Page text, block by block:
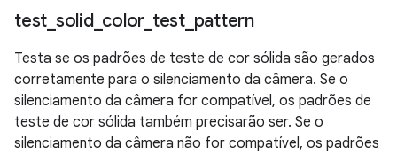
test solid_ color_ test_ pattern
Testa se os padrões de teste de cor sólida são gerados
corretamente para o silenciamento da câmera. Se o
silenciamento da câmera for compatível, os padrões de
teste de cor sólida também precisarão ser. Se o
silenciamento da câmera não for compatível, os padrões